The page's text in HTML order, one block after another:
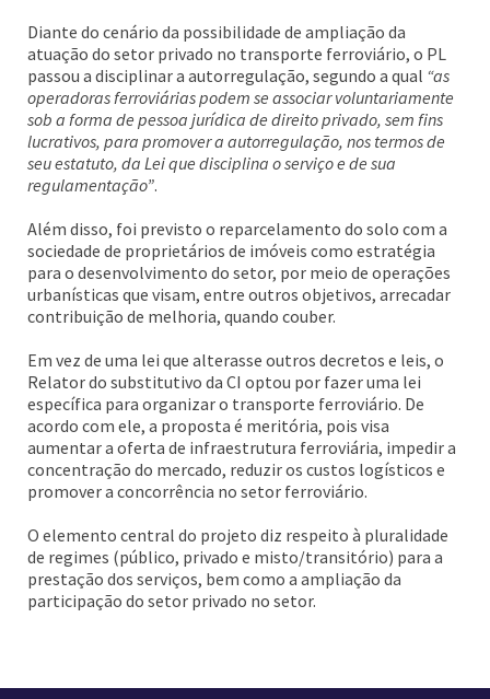
Diante do cenário da possibilidade de ampliação da
atuação do setor privado no transporte ferroviário, o PL
passou a disciplinar a autorregulação, segundo a qual “as
operadoras ferroviárias podem se associar voluntariamente
sob a forma de pessoa jurídica de direito privado, sem fins
lucrativos, para promover a autorregulação, nos termos de
seu estatuto, da Lei que disciplina o serviço e de sua
regulamentação”.
Além disso, foi previsto o reparcelamento do solo com a
sociedade de proprietários de imóveis como estratégia
para o desenvolvimento do setor, por meio de operações
urbanísticas que visam, entre outros objetivos, arrecadar
contribuição de melhoria, quando couber.
Em vez de uma lei que alterasse outros decretos e leis, o
Relator do substitutivo da CI optou por fazer uma lei
específica para organizar o transporte ferroviário. De
acordo com ele, a proposta é meritória, pois visa
aumentar a oferta de infraestrutura ferroviária, impedir a
concentração do mercado, reduzir os custos logísticos e
promover a concorrência no setor ferroviário.
O elemento central do projeto diz respeito à pluralidade
de regimes (público, privado e misto/transitório) para a
prestação dos serviços, bem como a ampliação da
participação do setor privado no setor.